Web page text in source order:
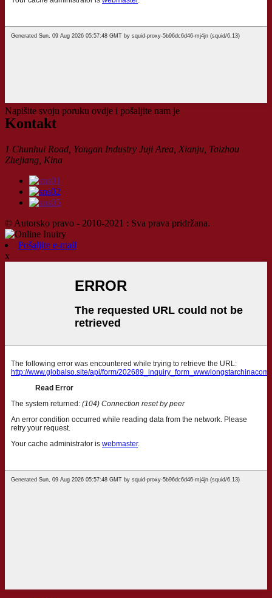
Napišite svoju poruku ovdje i pošaljite nam je
Kontakt
1 Chunhui Road, Yongan Industry Juji Area, Xianju, Taizhou
Zhejiang, Kina
© Autorsko pravo - 2010-2021 : Sva prava pridržana.
Pošaljite e-mail
x